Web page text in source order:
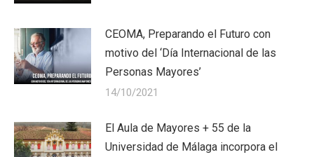
CEOMA, Preparando el Futuro con
motivo del ‘Día Internacional de las
Personas Mayores’
14/10/2021
El Aula de Mayores + 55 de la
Universidad de Málaga incorpora el